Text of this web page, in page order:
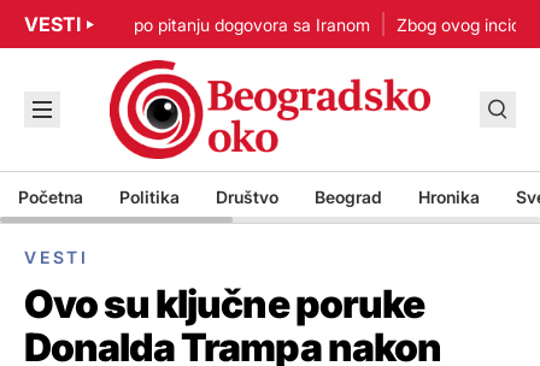
VESTI
Nisam u žurbi po pitanju dogovora sa Iranom Zbog ovog
Početna Politika Društvo Beograd Hronika
VESTI
Ovo su ključne poruke
Donalda Trampa nakon